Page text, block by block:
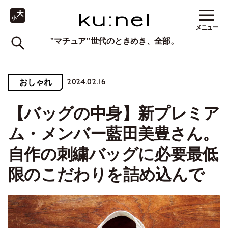
"マチュア"世代のときめき、全部。
メニュー
おしゃれ 2024.02.16
【バッグの中身】新プレミア
ム・メンバー藍田美豊さん。
自作の刺繍バッグに必要最低
限のこだわりを詰め込んで